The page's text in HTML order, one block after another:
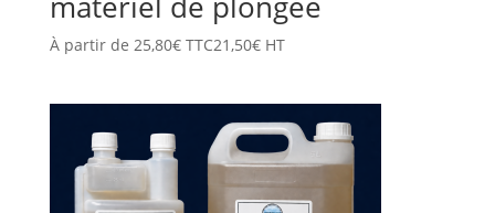
À partir de 25,80€TTC21,50€HT